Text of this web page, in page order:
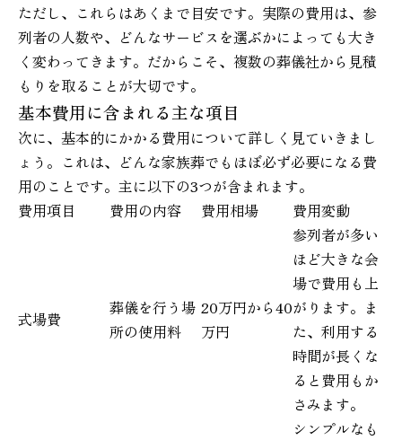
ただし、これらはあくまで目安です。実際の費用は、参
列者の人数や、どんなサービスを選ぶかによっても大き
く変わってきます。だからこそ、複数の葬儀社から見積
もりを取ることが大切です。
基本費用に含まれる主な項目
次に、基本的にかかる費用について詳しく見ていきまし
ょう。これは、どんな家族葬でもほぼ必ず必要になる費
用のことです。主に以下の3つが含まれます。
費用項目
費用の内容 費用相場 費用変動
式場費
葬儀を行う場
所の使用料
20万円から40
万円
参列者が多い
ほど大きな会
場で費用も上
がります。ま
た、利用する
時間が長くな
ると費用もか
さみます。
シンプルなも